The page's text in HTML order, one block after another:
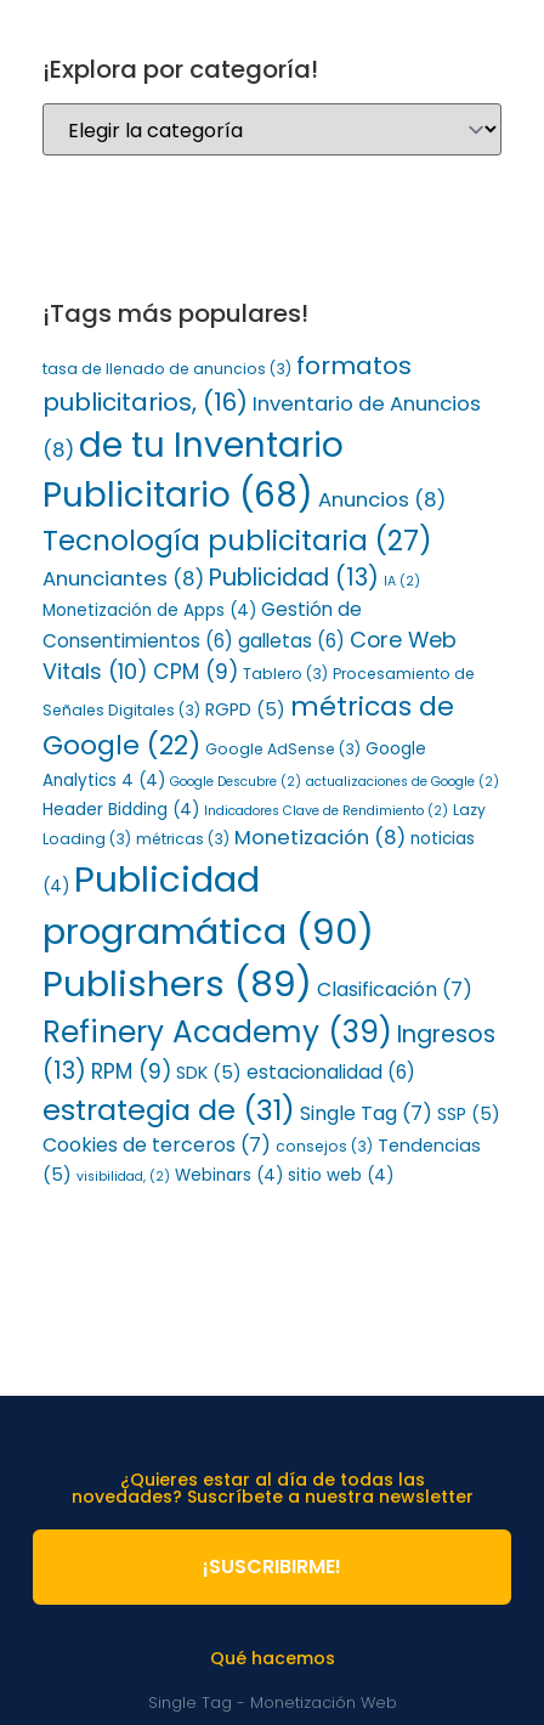
¡Explora por categoría!
¡Tags más populares!
tasa de llenado de anuncios (3) formatos
publicitarios, (16) Inventario de Anuncios
(8) de tu Inventario
Publicitario (68) Anuncios (8)
Tecnología publicitaria (27)
Anunciantes (8) Publicidad (13) IA (2)
Monetización de Apps (4) Gestión de
Consentimientos (6) galletas (6) Core Web
Vitals (10) CPM (9) Tablero (3) Procesamiento de
Señales Digitales (3) RGPD (5) métricas de
Google (22) Google AdSense (3) Google
Analytics 4 (4) Google Descubre (2) actualizaciones de Google (2)
Header Bidding (4) Indicadores Clave de Rendimiento (2) Lazy
Loading (3) métricas (3) Monetización (8) noticias
(4) Publicidad
programática (90)
Publishers (89) Clasificación (7)
Refinery Academy (39) Ingresos
(13) RPM (9) SDK (5) estacionalidad (6)
estrategia de (31) Single Tag (7) SSP (5)
Cookies de terceros (7) consejos (3) Tendencias
(5) visibilidad, (2) Webinars (4) sitio web (4)
Qué hacemos
Single Tag - Monetización Web
¿Quieres estar al día de todas las
novedades? Suscríbete a nuestra newsletter
¡SUSCRIBIRME!